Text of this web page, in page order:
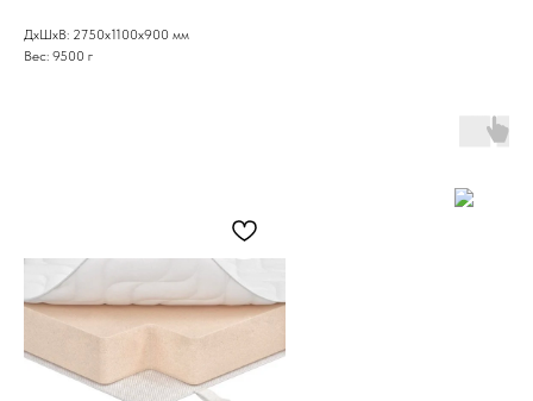
ДxШxВ: 2750x1100x900 мм
Вес: 9500 г